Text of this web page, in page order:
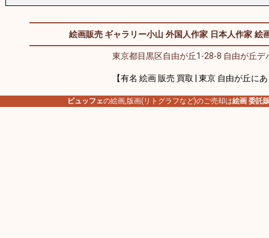
絵画販売 ギャラリー小山 外国人作家 日本人作家 絵
東京都目黒区自由が丘1-28-8 自由が丘デ
【有名 絵画 販売 買取 | 東京 自由が丘に
ビュッフェの絵画,版画(リトグラフなど)のご売却は絵画 委託